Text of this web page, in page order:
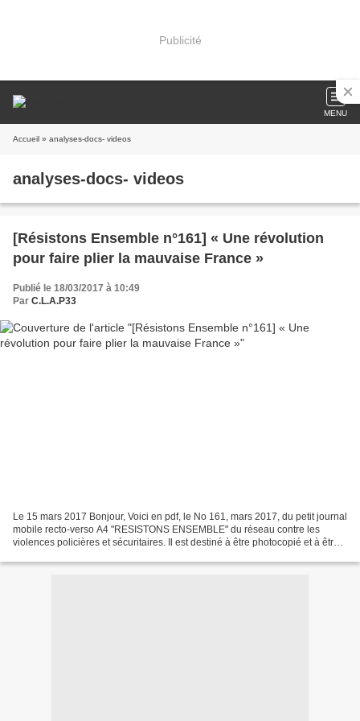
Publicité
MENU
Accueil » analyses-docs- videos
analyses-docs- videos
[Résistons Ensemble n°161] « Une révolution
pour faire plier la mauvaise France »
Publié le 18/03/2017 à 10:49
Par C.L.A.P33
Le 15 mars 2017 Bonjour, Voici en pdf, le No 161, mars 2017, du petit journal
mobile recto-verso A4 "RESISTONS ENSEMBLE" du réseau contre les
violences policières et sécuritaires. Il est destiné à être photocopié et à être